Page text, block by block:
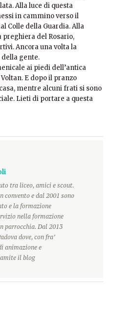
Alla luce di questa
in cammino verso il
Colle della Guardia. Alla
del Rosario,
Ancora una volta la
gente.
ai piedi dell’antica
E dopo il pranzo
mentre alcuni frati si sono
Lieti di portare a questa
tra liceo, amici e scout.
convento e dal 2001 sono
e la formazione
nella formazione
parrocchia. Dal 2013
dove, con fra’
animazione e
il blog